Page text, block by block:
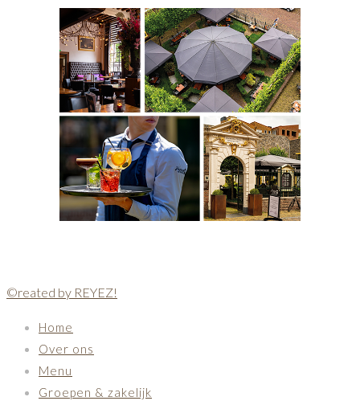
©reated by REYEZ!
Home
Over ons
Menu
Groepen & zakelijk